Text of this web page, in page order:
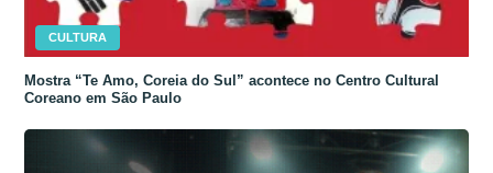
CULTURA
Mostra “Te Amo, Coreia do Sul” acontece no Centro Cultural
Coreano em São Paulo